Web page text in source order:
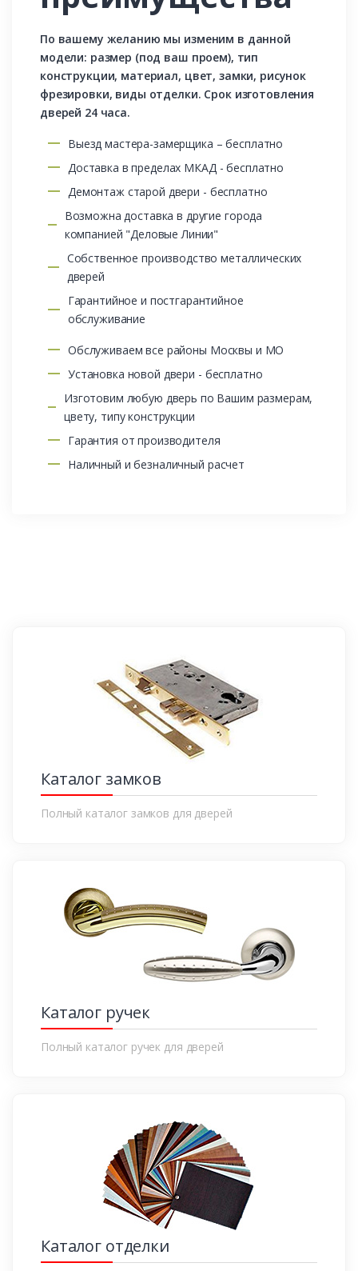
По вашему желанию мы изменим в данной
модели: размер (под ваш проем), тип
конструкции, материал, цвет, замки, рисунок
фрезировки, виды отделки. Срок изготовления
дверей 24 часа.
Выезд мастера-замерщика – бесплатно
Доставка в пределах МКАД - бесплатно
Демонтаж старой двери - бесплатно
Возможна доставка в другие города
компанией "Деловые Линии"
Собственное производство металлических
дверей
Гарантийное и постгарантийное
обслуживание
Обслуживаем все районы Москвы и МО
Установка новой двери - бесплатно
Изготовим любую дверь по Вашим размерам,
цвету, типу конструкции
Гарантия от производителя
Наличный и безналичный расчет
Каталог замков
Полный каталог замков для дверей
Каталог ручек
Полный каталог ручек для дверей
Каталог отделки